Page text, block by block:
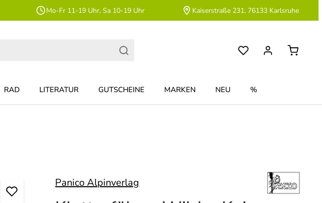
Mo-Fr 11-19 Uhr, Sa 10-19 Uhr Kaiserstraße 231, 76133 Karlsruhe
RAD LITERATUR GUTSCHEINE MARKEN NEU %
Panico Alpinverlag